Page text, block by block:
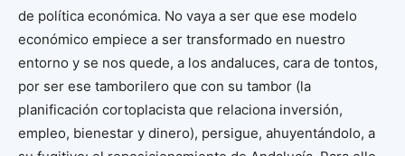
de política económica. No vaya a ser que ese modelo
económico empiece a ser transformado en nuestro
entorno y se nos quede, a los andaluces, cara de tontos,
por ser ese tamborilero que con su tambor (la
planificación cortoplacista que relaciona inversión,
empleo, bienestar y dinero), persigue, ahuyentándolo, a